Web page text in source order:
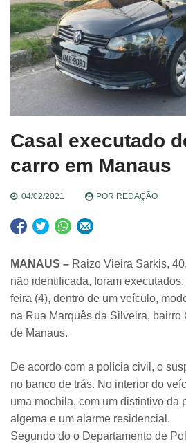
Casal executado
carro em Manaus
04/02/2021 POR REDAÇÃO
MANAUS – Raizo Vieira Sarkis,
não identificada, foram
feira (4), dentro de um veículo,
na Rua Marquês da Silveira, bairro
de Manaus.
De acordo com a polícia civil, o
no banco de trás. No interior do
uma mochila, com um distintivo da
algema e um alarme residencial.
Segundo do o Departamento de